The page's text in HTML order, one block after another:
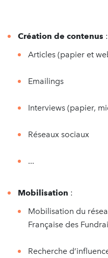
Création de contenus :
Articles (papier et
Emailings
Interviews (papier,
Réseaux sociaux
...
Mobilisation :
Mobilisation du
Française des
Recherche